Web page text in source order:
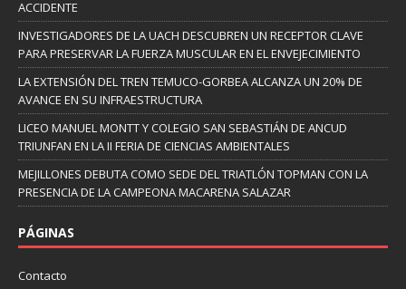
ACCIDENTE
INVESTIGADORES DE LA UACH DESCUBREN UN RECEPTOR CLAVE
PARA PRESERVAR LA FUERZA MUSCULAR EN EL ENVEJECIMIENTO
LA EXTENSIÓN DEL TREN TEMUCO-GORBEA ALCANZA UN 20% DE
AVANCE EN SU INFRAESTRUCTURA
LICEO MANUEL MONTT Y COLEGIO SAN SEBASTIÁN DE ANCUD
TRIUNFAN EN LA II FERIA DE CIENCIAS AMBIENTALES
MEJILLONES DEBUTA COMO SEDE DEL TRIATLÓN TOPMAN CON LA
PRESENCIA DE LA CAMPEONA MACARENA SALAZAR
PÁGINAS
Contacto